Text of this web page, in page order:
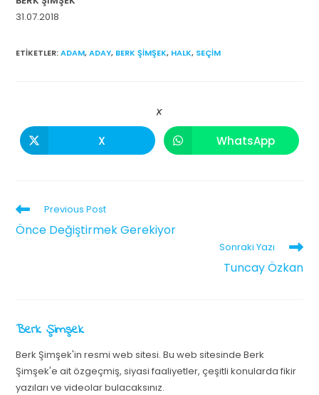
31.07.2018
ETIKETLER:ADAM, ADAY, BERK ŞIMŞEK, HALK, SEÇIM
X
X
WhatsApp
Previous Post
Önce Değiştirmek Gerekiyor
Sonraki Yazı
Tuncay Özkan
Berk Şimşek
Berk Şimşek'in resmi web sitesi. Bu web sitesinde Berk
Şimşek'e ait özgeçmiş, siyasi faaliyetler, çeşitli konularda fikir
yazıları ve videolar bulacaksınız.